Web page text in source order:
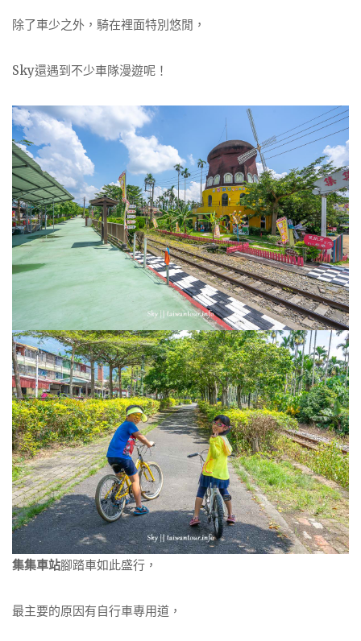
除了車少之外，騎在裡面特別悠閒，
Sky還遇到不少車隊漫遊呢！
集集車站腳踏車如此盛行，
最主要的原因有自行車專用道，